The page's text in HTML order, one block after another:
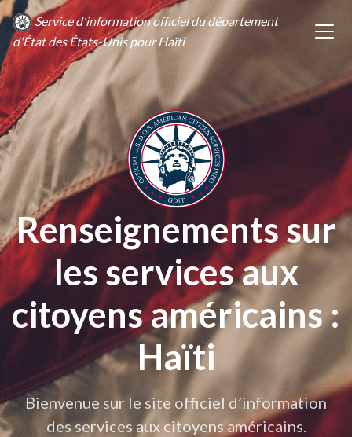
Service d'information officiel du département
d'État des États-Unis pour Haïti
Renseignements sur
les services aux
citoyens américains :
Haïti
Bienvenue sur le site officiel d’information
des services aux citoyens américains.